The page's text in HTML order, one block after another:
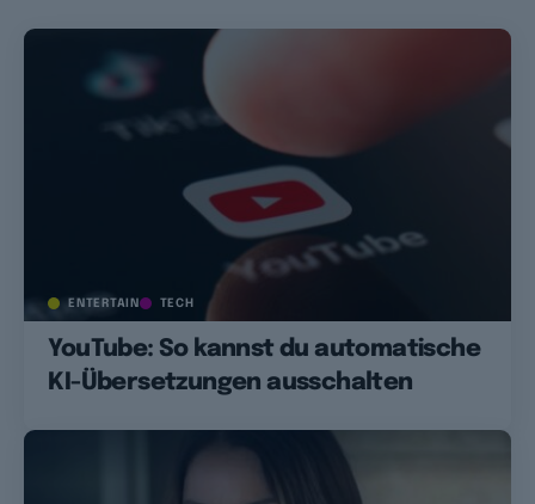
ENTERTAIN TECH
YouTube: So kannst du automatische
KI-Übersetzungen ausschalten